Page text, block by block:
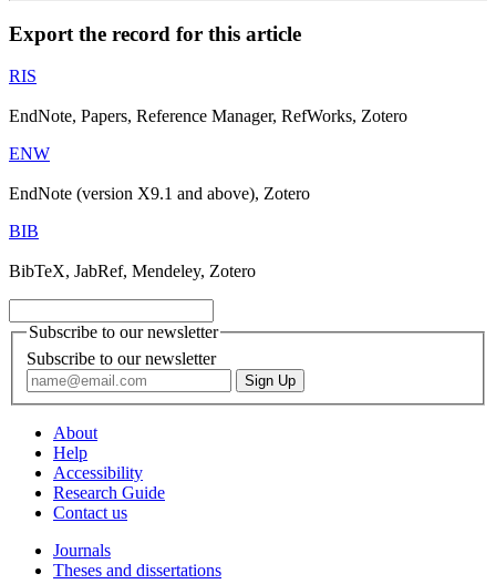
Export the record for this article
RIS
EndNote, Papers, Reference Manager, RefWorks, Zotero
ENW
EndNote (version X9.1 and above), Zotero
BIB
BibTeX, JabRef, Mendeley, Zotero
Subscribe to our newsletter
Subscribe to our newsletter
About
Help
Accessibility
Research Guide
Contact us
Journals
Theses and dissertations